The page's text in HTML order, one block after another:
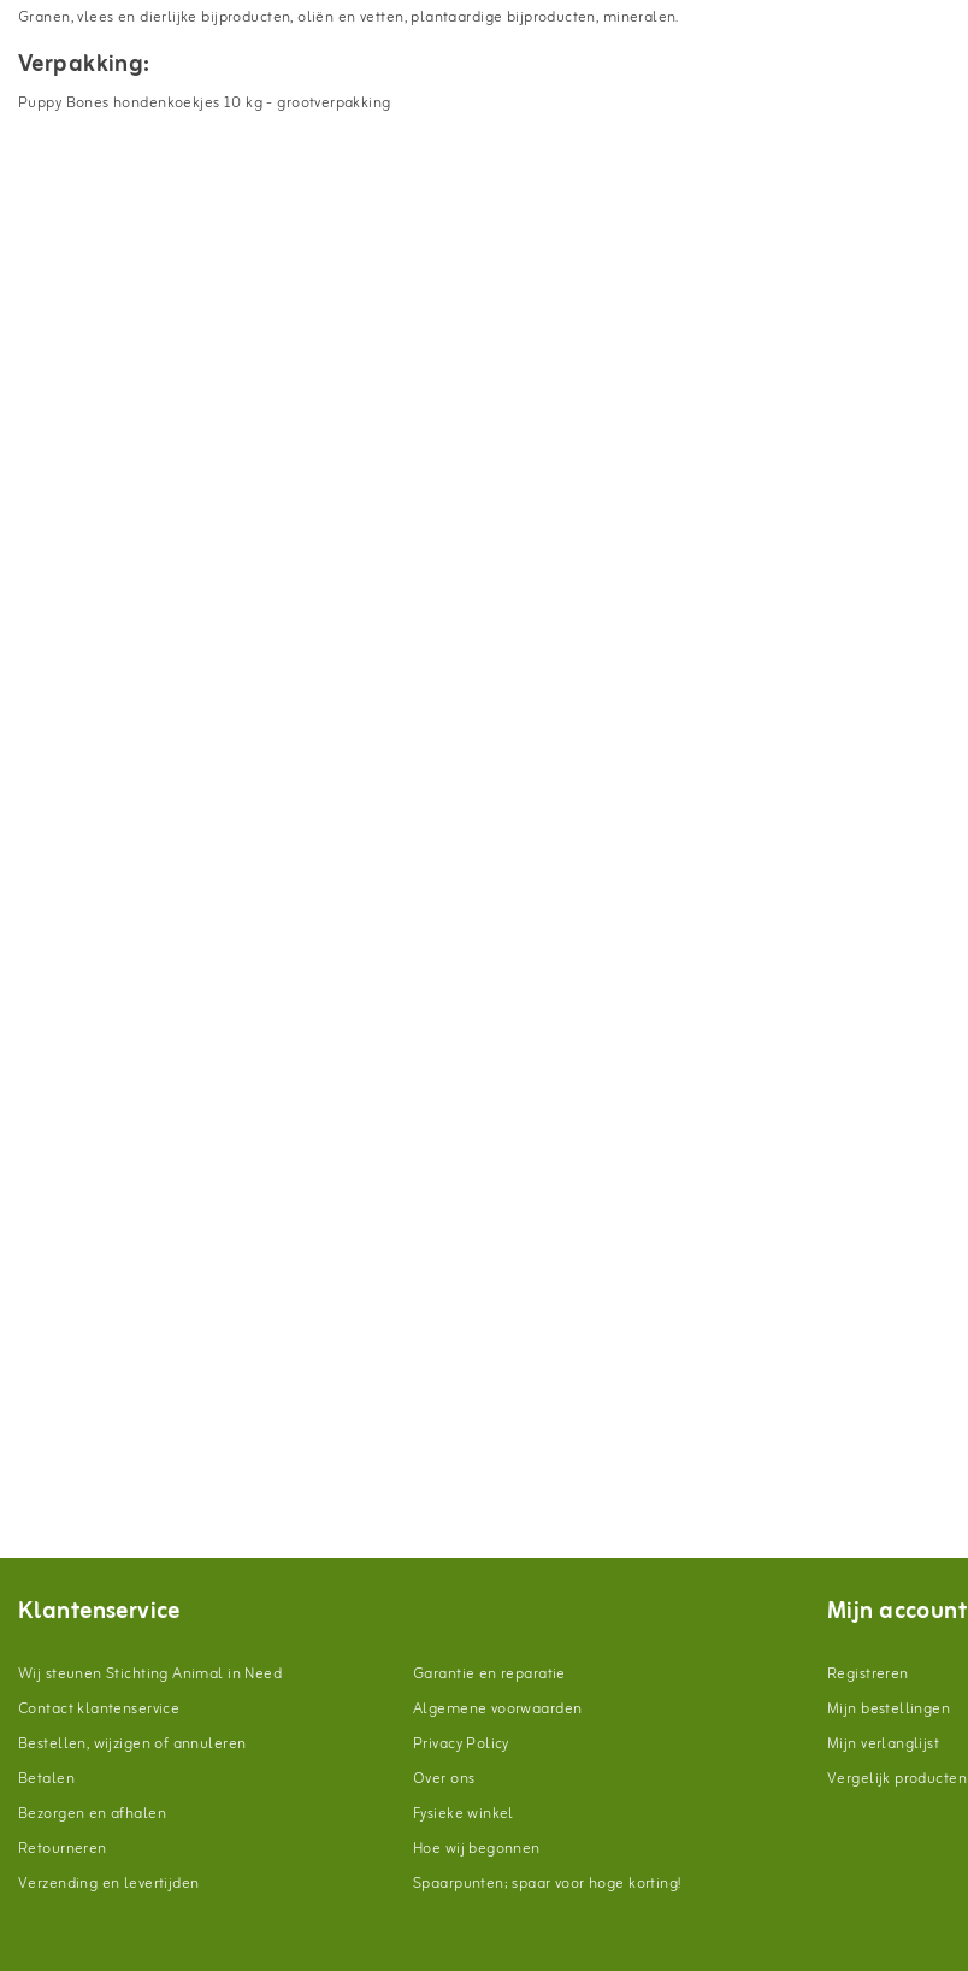
Granen, vlees en dierlijke bijproducten, oliën en vetten, plantaardige bijproducten, mineralen.
Verpakking:
Puppy Bones hondenkoekjes 10 kg - grootverpakking
Klantenservice
Wij steunen Stichting Animal in Need
Contact klantenservice
Bestellen, wijzigen of annuleren
Betalen
Bezorgen en afhalen
Retourneren
Verzending en levertijden
Garantie en reparatie
Algemene voorwaarden
Privacy Policy
Over ons
Fysieke winkel
Hoe wij begonnen
Spaarpunten; spaar voor hoge korting!
Mijn account
Registreren
Mijn bestellingen
Mijn verlanglijst
Vergelijk producten